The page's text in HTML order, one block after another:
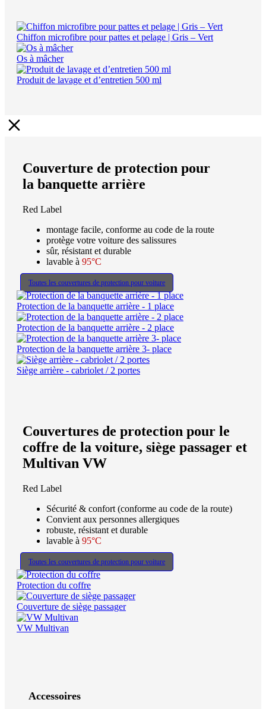
Chiffon microfibre pour pattes et pelage | Gris – Vert
Os à mâcher
Produit de lavage et d’entretien 500 ml
Couverture de protection pour
la banquette arrière
Red Label
montage facile, conforme au code de la route
protège votre voiture des salissures
sûr, résistant et durable
lavable à 95°C
Toutes les couvertures de protection pour voiture
Protection de la banquette arrière - 1 place
Protection de la banquette arrière - 2 place
Protection de la banquette arrière 3- place
Siège arrière - cabriolet / 2 portes
Couvertures de protection pour le
coffre de la voiture, siège passager et
Multivan VW
Red Label
Sécurité & confort (conforme au code de la route)
Convient aux personnes allergiques
robuste, résistant et durable
lavable à 95°C
Toutes les couvertures de protection pour voiture
Protection du coffre
Couverture de siège passager
VW Multivan
Accessoires